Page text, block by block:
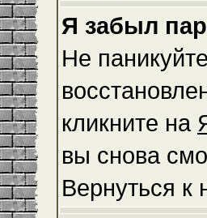
Я забыл
Не
кликните на
вы снова
Вернуться к